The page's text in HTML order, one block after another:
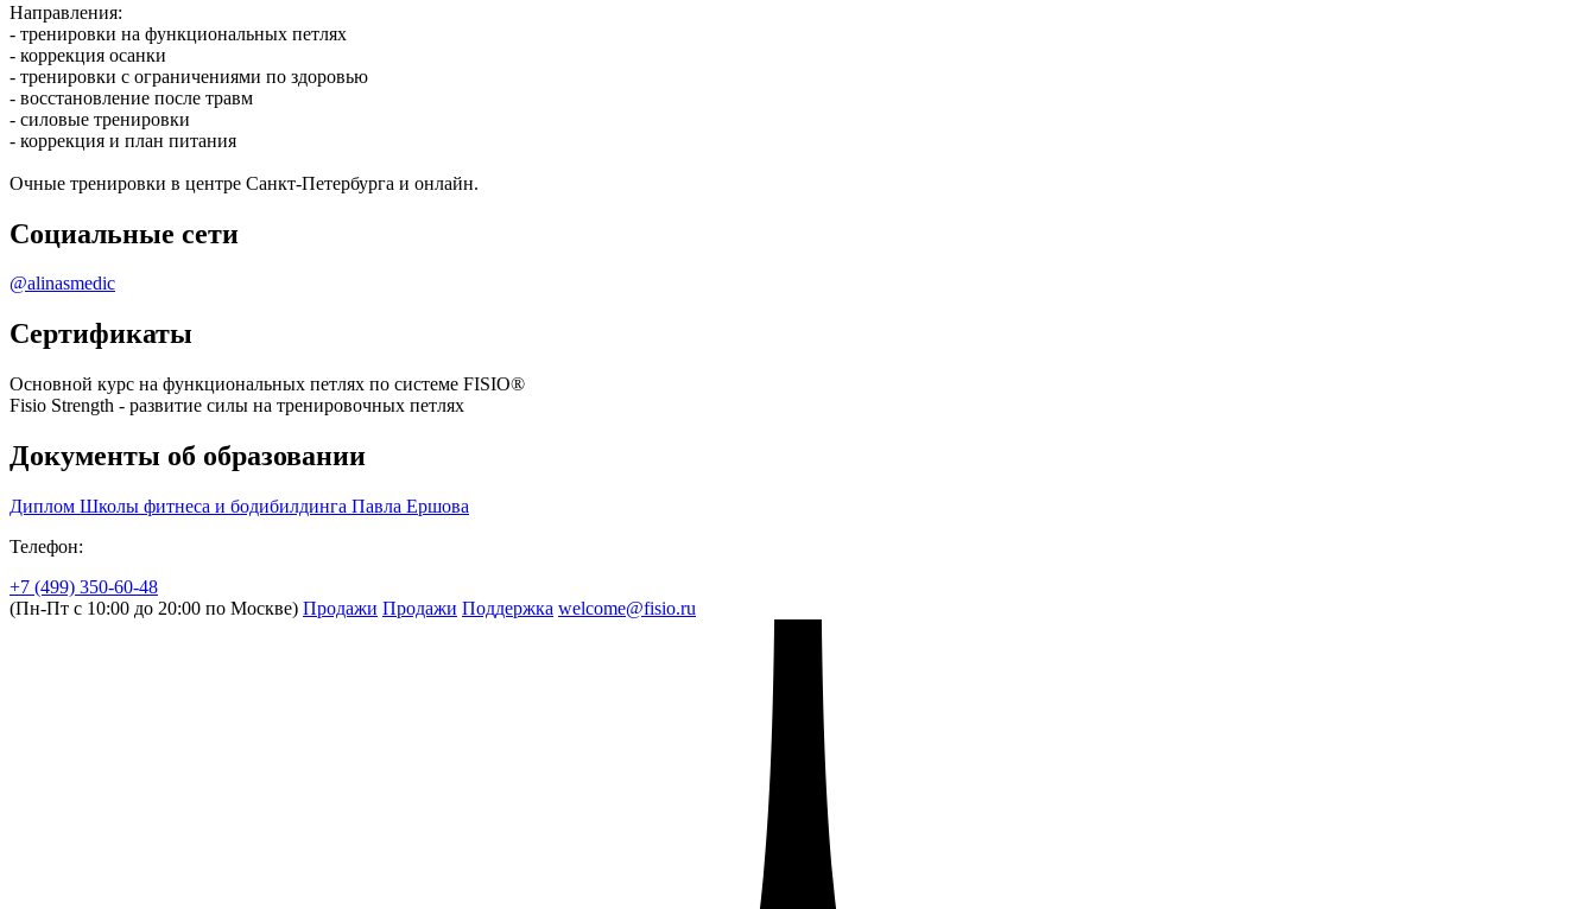
Направления:
- тренировки на функциональных петлях
- коррекция осанки
- тренировки с ограничениями по здоровью
- восстановление после травм
- силовые тренировки
- коррекция и план питания
Очные тренировки в центре Санкт-Петербурга и онлайн.
Социальные сети
@alinasmedic
Сертификаты
Основной курс на функциональных петлях по системе FISIO®
Fisio Strength - развитие силы на тренировочных петлях
Документы об образовании
Диплом Школы фитнеса и бодибилдинга Павла Ершова
Телефон:
+7 (499) 350-60-48
(Пн-Пт с 10:00 до 20:00 по Москве) Продажи Продажи Поддержка welcome@fisio.ru